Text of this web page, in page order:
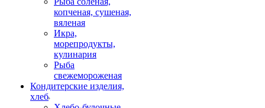
копченая, сушеная,
вяленая
Икра,
морепродукты,
кулинария
Рыба
свежемороженая
Кондитерские изделия,
хлеб